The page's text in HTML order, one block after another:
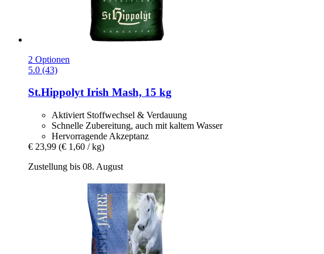
2 Optionen
5.0 (43)
St.HippolytIrish Mash, 15 kg
Aktiviert Stoffwechsel & Verdauung
Schnelle Zubereitung, auch mit kaltem Wasser
Hervorragende Akzeptanz
€ 23,99 (€ 1,60 / kg)
Zustellung bis 08. August